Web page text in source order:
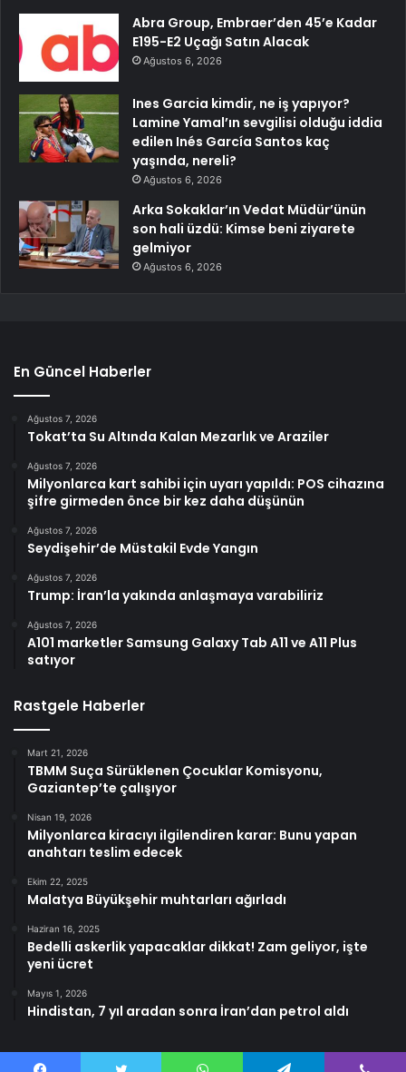
Abra Group, Embraer’den 45’e Kadar
E195-E2 Uçağı Satın Alacak
Ağustos 6, 2026
Ines Garcia kimdir, ne iş yapıyor?
Lamine Yamal’ın sevgilisi olduğu iddia
edilen Inés García Santos kaç
yaşında, nereli?
Ağustos 6, 2026
Arka Sokaklar’ın Vedat Müdür’ünün
son hali üzdü: Kimse beni ziyarete
gelmiyor
Ağustos 6, 2026
En Güncel Haberler
Ağustos 7, 2026
Tokat’ta Su Altında Kalan Mezarlık ve Araziler
Ağustos 7, 2026
Milyonlarca kart sahibi için uyarı yapıldı: POS cihazına
şifre girmeden önce bir kez daha düşünün
Ağustos 7, 2026
Seydişehir’de Müstakil Evde Yangın
Ağustos 7, 2026
Trump: İran’la yakında anlaşmaya varabiliriz
Ağustos 7, 2026
A101 marketler Samsung Galaxy Tab A11 ve A11 Plus
satıyor
Rastgele Haberler
Mart 21, 2026
TBMM Suça Sürüklenen Çocuklar Komisyonu,
Gaziantep’te çalışıyor
Nisan 19, 2026
Milyonlarca kiracıyı ilgilendiren karar: Bunu yapan
anahtarı teslim edecek
Ekim 22, 2025
Malatya Büyükşehir muhtarları ağırladı
Haziran 16, 2025
Bedelli askerlik yapacaklar dikkat! Zam geliyor, işte
yeni ücret
Mayıs 1, 2026
Hindistan, 7 yıl aradan sonra İran’dan petrol aldı